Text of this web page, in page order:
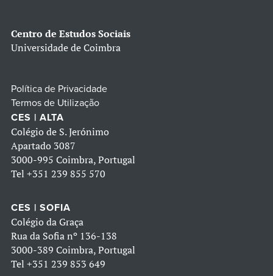
Centro de Estudos Sociais
Universidade de Coimbra
Política de Privacidade
Termos de Utilização
CES | ALTA
Colégio de S. Jerónimo
Apartado 3087
3000-995 Coimbra, Portugal
Tel +351 239 855 570
CES | SOFIA
Colégio da Graça
Rua da Sofia nº 136-138
3000-389 Coimbra, Portugal
Tel +351 239 853 649